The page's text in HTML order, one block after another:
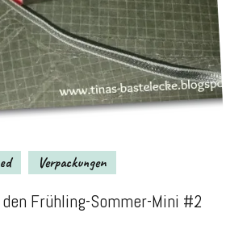
Verpackungen
Frühling-Sommer-Mini #2